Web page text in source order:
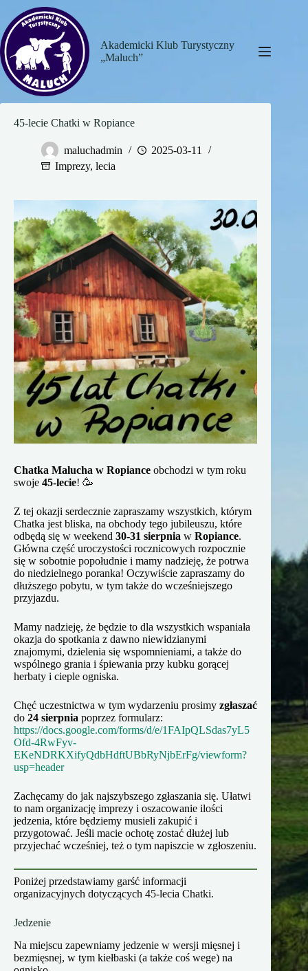
treści
Akademicki Klub Turystyczny
„Maluch”
45-lecie Chatki w Ropiance
maluchadmin
2025-03-11
Imprezy, lecia
Chatka Malucha w Ropiance obchodzi w tym roku
swoje 45-lecie! 🥳
Z tej okazji serdecznie zapraszamy wszystkich, którym
Chatka jest bliska, na obchody tego jubileuszu, które
odbędą się w weekend 30-31 sierpnia w Ropiance.
Główna część uroczystości rocznicowych rozpocznie
się w sobotnie popołudnie i mamy nadzieję, że potrwa
do niedzielnego poranka! Oczywiście zapraszamy do
dłuższego pobytu, w tym także do wcześniejszego
przyjazdu.
Mamy nadzieję, że będzie to dla wszystkich wspaniała
okazja do spotkania z dawno niewidzianymi
znajomymi, dzielenia się wspomnieniami, a także do
wspólnego grania i śpiewania przy kubku gorącej
herbaty i cieple ogniska.
Chęć uczestnictwa w tym wydarzeniu prosimy zgłaszać
do 24 sierpnia poprzez formularz:
https://docs.google.com/forms/d/e/1FAIpQLSdas7yL5
Ofd-4RwFyv-
EKeNDRKXifyQdbHdftUBbRyNjbErFg/viewform?
usp=header
Zachęcamy do jak najszybszego zgłaszania się. Ułatwi
to nam organizację imprezy i oszacowanie ilości
jedzenia, które będziemy musieli zakupić i
przygotować. Jeśli macie ochotę zostać dłużej lub
przyjechać wcześniej, też o tym napiszcie w zgłoszeniu.
Poniżej przedstawiamy garść informacji
organizacyjnych dotyczących 45-lecia Chatki.
Jedzenie
Na miejscu zapewniamy jedzenie w wersji mięsnej i
bezmięsnej, w tym kiełbaski (a także coś wege) na